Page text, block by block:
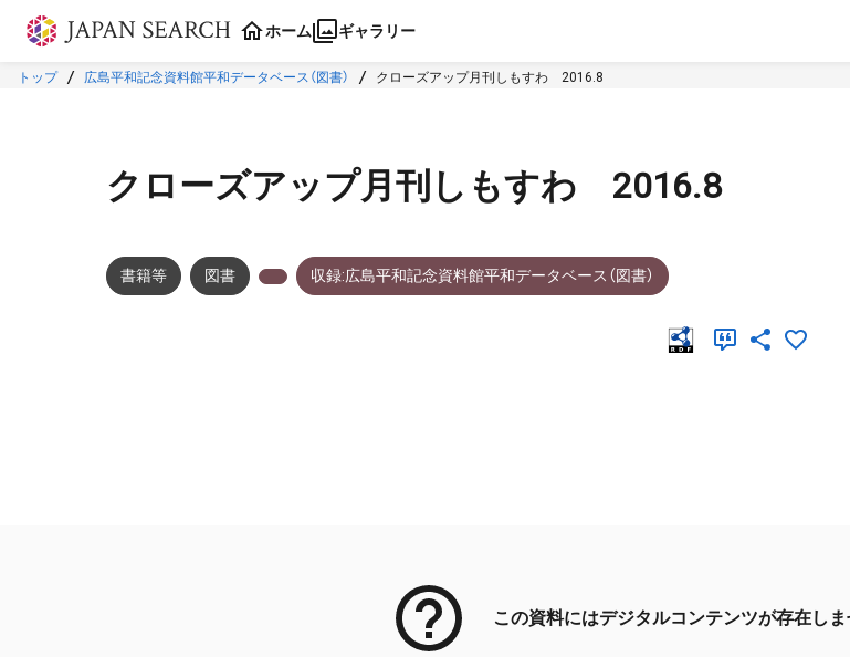
本文に飛ぶ
ホーム ギャラリー
トップ 広島平和記念資料館平和データベース（図書） クローズアップ月刊しもすわ 2016.8
クローズアップ月刊しもすわ 2016.8
書籍等 図書 収録:広島平和記念資料館平和データベース（図書）
この資料にはデジタルコンテンツが存在しま